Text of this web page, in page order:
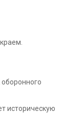
историческую